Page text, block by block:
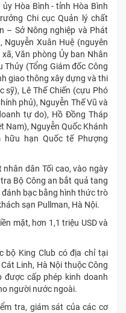
Hòa Bình - tỉnh Hòa Bình
Chi cục Quản lý chất
– Sở Nông nghiệp và Phát
Xuân Huệ (nguyên
Văn phòng Ủy ban Nhân
Thủy (Tổng Giám đốc Công
giao thông xây dựng và thi
sỹ), Lê Thế Chiến (cựu Phó
phủ), Nguyễn Thế Vũ và
tự do), Hồ Đồng Tháp
Nam), Nguyễn Quốc Khánh
hữu hạn Quốc tế Phượng
dân Tối cao, vào ngày
Bộ Công an bắt quả tang
bạc bằng hình thức trò
sạn Pullman, Hà Nội.
mặt, hơn 1,1 triệu USD và
bộ King Club có địa chỉ tại
Linh, Hà Nội thuộc Công
cấp phép kinh doanh
người nước ngoài.
tra, giám sát của các cơ